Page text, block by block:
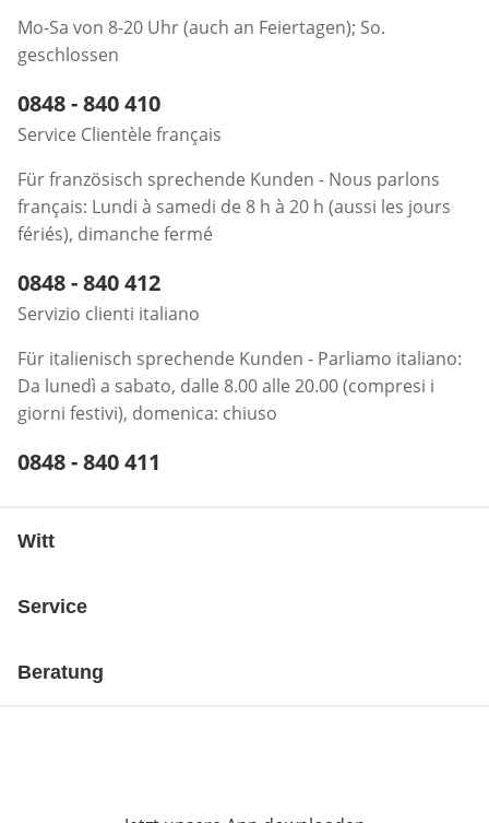
Mo-Sa von 8-20 Uhr (auch an Feiertagen); So.
geschlossen
Telefonnummer:
0848 - 840 410
Service Clientèle français
Für französisch sprechende Kunden - Nous parlons
français: Lundi à samedi de 8 h à 20 h (aussi les jours
fériés), dimanche fermé
Telefonnummer:
0848 - 840 412
Servizio clienti italiano
Für italienisch sprechende Kunden - Parliamo italiano:
Da lunedì a sabato, dalle 8.00 alle 20.00 (compresi i
giorni festivi), domenica: chiuso
Telefonnummer:
0848 - 840 411
Witt
Service
Beratung